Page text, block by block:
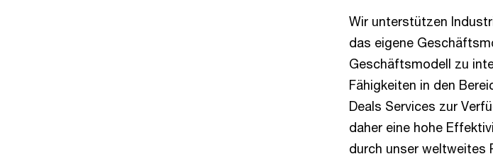
Wir unterstützen
das eigene
Geschäftsmodell zu
Fähigkeiten in den
Deals Services zur
daher eine hohe
durch unser weltweites